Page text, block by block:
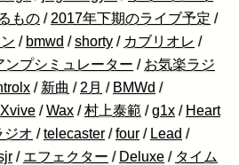
もの / 2017年下期のライブ予定 /
/ bmwd /shorty / カブリオレ /
ンプシミュレーター / お気楽ラジ
/ 新曲 / 2月 / BMWd /
Xvive /Wax /村上泰範 /g1x / Heart
ジオ /telecaster /four / Lead /
/ エフェクター / Deluxe / タイム